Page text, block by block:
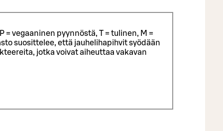
= vegaaninen pyynnöstä, T = tulinen, M =
suosittelee, että jauhelihapihvit syödään
jotka voivat aiheuttaa vakavan